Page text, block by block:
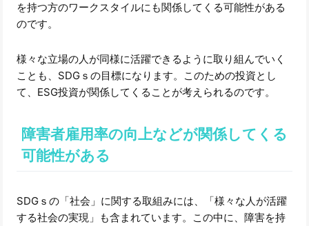
を持つ方のワークスタイルにも関係してくる可能性がある
のです。
様々な立場の人が同様に活躍できるように取り組んでいく
ことも、SDGｓの目標になります。このための投資とし
て、ESG投資が関係してくることが考えられるのです。
障害者雇用率の向上などが関係してくる
可能性がある
SDGｓの「社会」に関する取組みには、「様々な人が活躍
する社会の実現」も含まれています。この中に、障害を持